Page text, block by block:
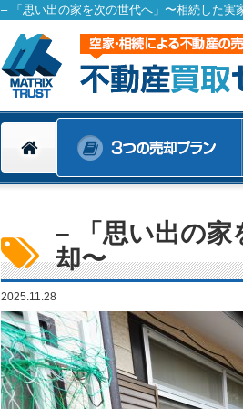
– 「思い出の家
却〜
2025.11.28